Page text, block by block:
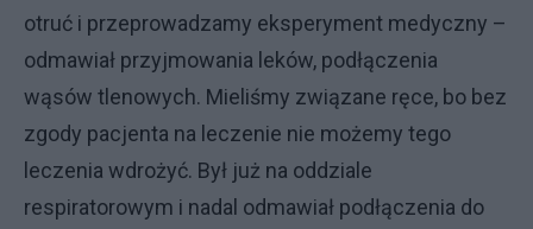
otruć i przeprowadzamy eksperyment medyczny –
odmawiał przyjmowania leków, podłączenia
wąsów tlenowych. Mieliśmy związane ręce, bo bez
zgody pacjenta na leczenie nie możemy tego
leczenia wdrożyć. Był już na oddziale
respiratorowym i nadal odmawiał podłączenia do